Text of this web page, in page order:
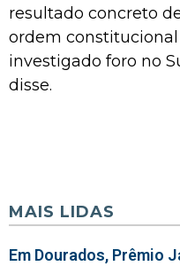
resultado concreto
ordem
investigado foro no
disse.
MAIS LIDAS
Em Dourados, Prêmio